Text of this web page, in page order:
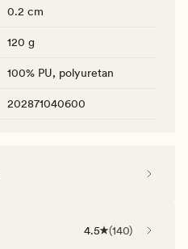
0.2 cm
120 g
100% PU, polyuretan
202871040600
4.5 (140)